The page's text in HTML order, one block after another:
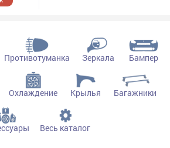
Противотуманка Зеркала Бампер
Охлаждение Крылья Багажники
Весь каталог